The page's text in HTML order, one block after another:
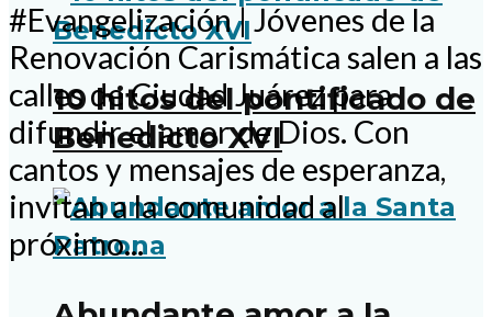
10 hitos del pontificado de
Benedicto XVI
#Evangelización | Jóvenes de la
Renovación Carismática salen a las
calles de Ciudad Juárez para
difundir el amor de Dios. Con
cantos y mensajes de esperanza,
invitan a la comunidad al
próximo...